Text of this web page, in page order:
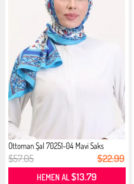
Ottoman Şal 70251-04 Mavi Saks
$57.05 $22.99
HEMEN AL$13.79